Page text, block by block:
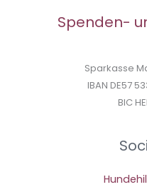
Spenden-
Sparkasse
IBAN DE57
BIC